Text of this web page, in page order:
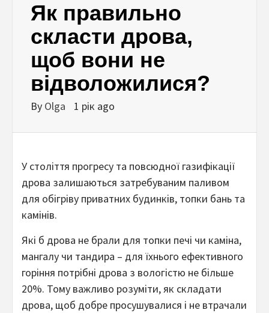
Як правильно
скласти дрова,
щоб вони не
відволожилися?
By Olga 1 рік ago
У століття прогресу та повсюдної газифікації
дрова залишаються затребуваним паливом
для обігріву приватних будинків, топки бань та
камінів.
Які б дрова не брали для топки печі чи каміна,
мангалу чи тандира – для їхнього ефективного
горіння потрібні дрова з вологістю не більше
20%. Тому важливо розуміти, як складати
дрова, щоб добре просушувалися і не втрачали